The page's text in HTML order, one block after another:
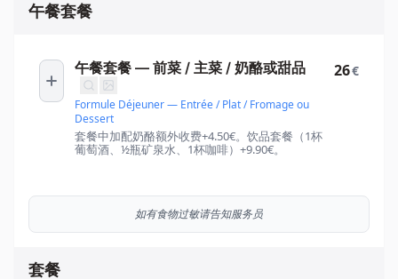
午餐套餐
午餐套餐 — 前菜 / 主菜 / 奶酪或甜品
Formule Déjeuner — Entrée / Plat / Fromage ou
Dessert
套餐中加配奶酪额外收费+4.50€。饮品套餐（1杯
葡萄酒、½瓶矿泉水、1杯咖啡）+9.90€。
26€
如有食物过敏请告知服务员
套餐